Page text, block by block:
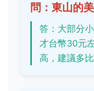
問：東山的
答：大部分
才台幣30元
高，建議多比